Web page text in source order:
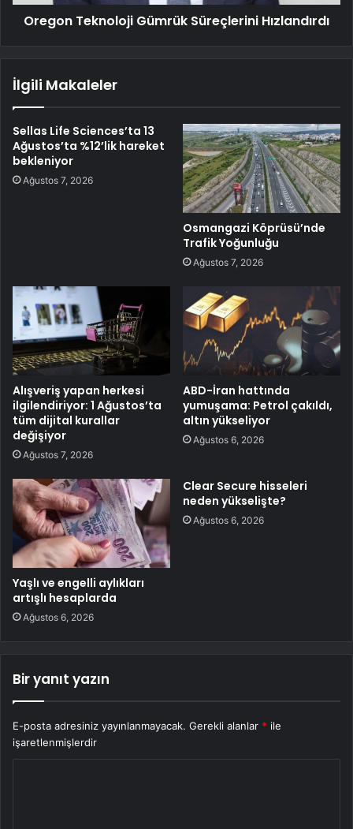
Oregon Teknoloji Gümrük Süreçlerini Hızlandırdı
İlgili Makaleler
Sellas Life Sciences’ta 13
Ağustos’ta %12’lik hareket
bekleniyor
Ağustos 7, 2026
Osmangazi Köprüsü’nde
Trafik Yoğunluğu
Ağustos 7, 2026
Alışveriş yapan herkesi
ilgilendiriyor: 1 Ağustos’ta
tüm dijital kurallar
değişiyor
Ağustos 7, 2026
ABD-İran hattında
yumuşama: Petrol çakıldı,
altın yükseliyor
Ağustos 6, 2026
Yaşlı ve engelli aylıkları
artışlı hesaplarda
Ağustos 6, 2026
Clear Secure hisseleri
neden yükselişte?
Ağustos 6, 2026
Bir yanıt yazın
E-posta adresiniz yayınlanmayacak. Gerekli alanlar * ile
işaretlenmişlerdir